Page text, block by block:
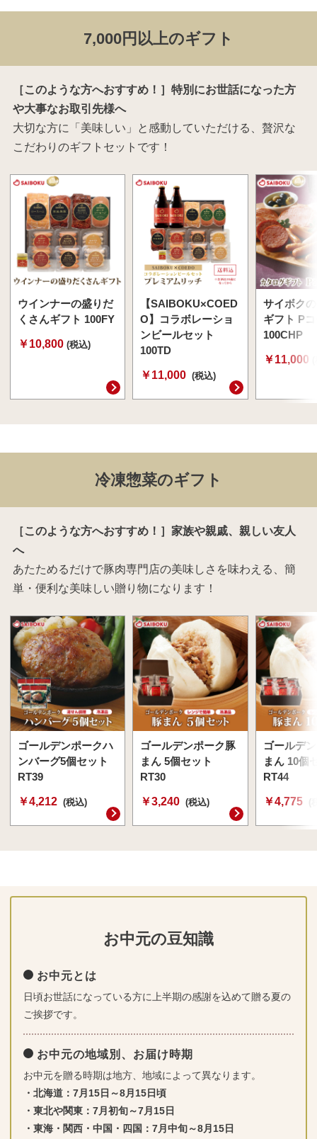
7,000円以上のギフト
［このような方へおすすめ！］特別にお世話になった方
や大事なお取引先様へ
大切な方に「美味しい」と感動していただける、贅沢な
こだわりのギフトセットです！
ウインナーの盛りだ
くさんギフト 100FY
￥10,800 (税込)
【SAIBOKU×COED
O】コラボレーショ
ンビールセット
100TD
￥11,000 (税込)
サイボク
ギフト P
100CHP
￥11,000
冷凍惣菜のギフト
［このような方へおすすめ！］家族や親戚、親しい友人
へ
あたためるだけで豚肉専門店の美味しさを味わえる、簡
単・便利な美味しい贈り物になります！
ゴールデンポークハ
ンバーグ5個セット
RT39
￥4,212 (税込)
ゴールデンポーク豚
まん 5個セット
RT30
￥3,240 (税込)
ゴールデ
まん 10個
RT44
￥4,775
お中元の豆知識
お中元とは
日頃お世話になっている方に上半期の感謝を込めて贈る夏の
ご挨拶です。
お中元の地域別、お届け時期
お中元を贈る時期は地方、地域によって異なります。
・北海道：7月15日～8月15日頃
・東北や関東：7月初旬～7月15日
・東海・関西・中国・四国：7月中旬～8月15日